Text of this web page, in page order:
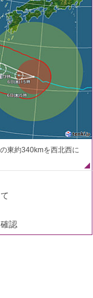
東約340kmを西北西に
認